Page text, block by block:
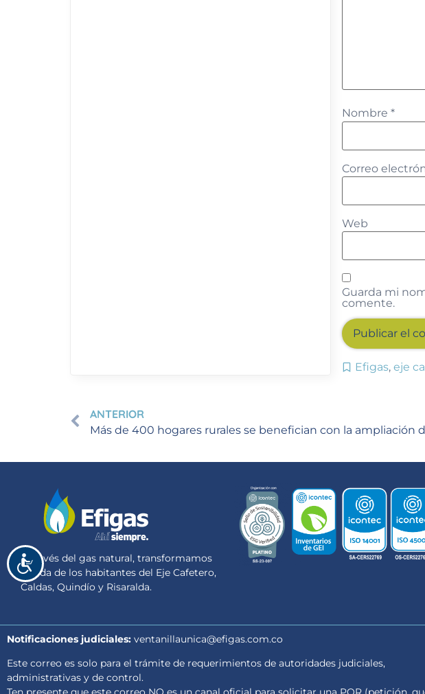
Accesibilidad
Nombre *
Correo
Web
Guarda mi
comente.
Alternative:
Efigas, eje
ANTERIOR
A través del gas natural, transformamos
la vida de los habitantes del Eje Cafetero,
Caldas, Quindío y Risaralda.
Notificaciones judiciales: ventanillaunica@efigas.com.co
Este correo es solo para el trámite de requerimientos de autoridades judiciales,
administrativas y de control.